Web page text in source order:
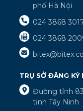
phố Hà Nội
024 3868
024 3868
TRỤ SỞ ĐĂNG KÝ
Đường tỉnh
tỉnh Tây Ninh